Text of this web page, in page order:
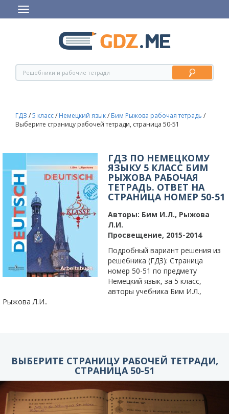
ГДЗ /5 класс/ Немецкий язык/ Бим Рыжова рабочая тетрадь /
Выберите страницу рабочей тетради, страница 50-51
ГДЗ ПО НЕМЕЦКОМУ
ЯЗЫКУ 5 КЛАСС БИМ
РЫЖОВА РАБОЧАЯ
ТЕТРАДЬ. ОТВЕТ НА
СТРАНИЦА НОМЕР 50-51
Авторы: Бим И.Л., Рыжова
Л.И.
Просвещение, 2015-2014
Подробный вариант решения из
решебника (ГДЗ): Страница
номер 50-51 по предмету
Немецкий язык, за 5 класс,
авторы учебника Бим И.Л.,
Рыжова Л.И..
ВЫБЕРИТЕ СТРАНИЦУ РАБОЧЕЙ ТЕТРАДИ,
СТРАНИЦА 50-51